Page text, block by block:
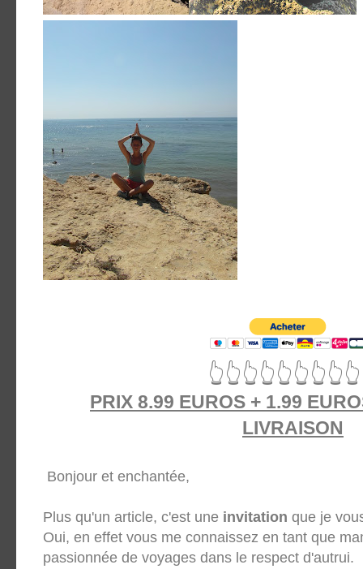
👆👆👆👆👆👆👆👆👆
PRIX 8.99 EUROS + 1.99
LIVRAISON
Bonjour et enchantée,
Plus qu'un article, c'est une invitation que je
Oui, en effet vous me connaissez en tant que
passionnée de voyages dans le respect d'autrui.